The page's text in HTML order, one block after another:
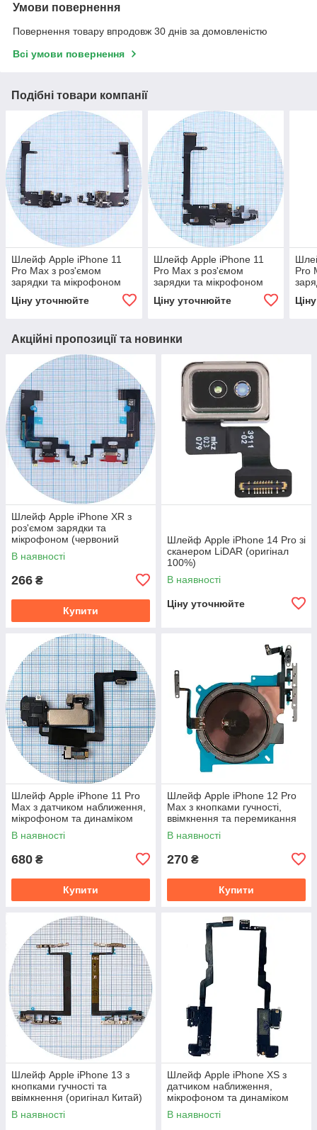
Умови повернення
Повернення товару впродовж 30 днів за домовленістю
Всі умови повернення
Подібні товари компанії
Шлейф Apple iPhone 11
Pro Max з роз'ємом
зарядки та мікрофоном
Ціну уточнюйте
Шлейф Apple iPhone 11
Pro Max з роз'ємом
зарядки та мікрофоном
Ціну уточнюйте
Pro
Акційні пропозиції та новинки
Шлейф Apple iPhone XR з
роз'ємом зарядки та
мікрофоном (червоний
оригінал Китай)
В наявності
266 ₴
Купити
Шлейф Apple iPhone 14 Pro зі
сканером LiDAR (оригінал
100%)
В наявності
Ціну уточнюйте
Шлейф Apple iPhone 11 Pro
Max з датчиком наближення,
мікрофоном та динаміком
(оригінал 100%)
В наявності
680 ₴
Купити
Шлейф Apple iPhone 12 Pro
Max з кнопками гучності,
ввімкнення та перемикання
вібро (оригінал Китай)
В наявності
270 ₴
Купити
Шлейф Apple iPhone 13 з
кнопками гучності та
ввімкнення (оригінал Китай)
В наявності
Шлейф Apple iPhone XS з
датчиком наближення,
мікрофоном та динаміком
(оригінал Китай)
В наявності